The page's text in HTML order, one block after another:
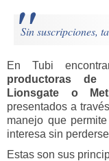
Sin suscripciones,
En Tubi
productoras de
Lionsgate o
presentados a
manejo que
interesa sin
Estas son sus